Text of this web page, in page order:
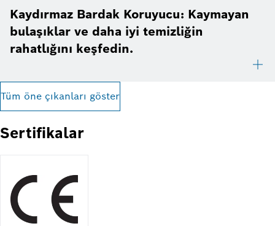
Kaydırmaz Bardak Koruyucu: Kaymayan
bulaşıklar ve daha iyi temizliğin
rahatlığını keşfedin.
Tüm öne çıkanları göster
Sertifikalar